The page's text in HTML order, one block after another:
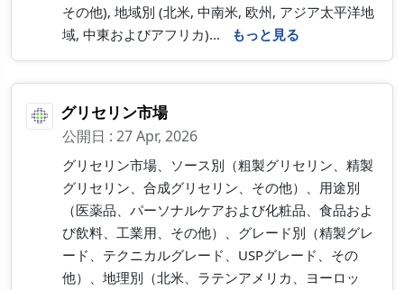
その他), 地域別 (北米, 中南米, 欧州, アジア太平洋地
域, 中東およびアフリカ)...
もっと見る
グリセリン市場
公開日 : 27 Apr, 2026
グリセリン市場、ソース別（粗製グリセリン、精製
グリセリン、合成グリセリン、その他）、用途別
（医薬品、パーソナルケアおよび化粧品、食品およ
び飲料、工業用、その他）、グレード別（精製グレ
ード、テクニカルグレード、USPグレード、その
他）、地理別（北米、ラテンアメリカ、ヨーロッ